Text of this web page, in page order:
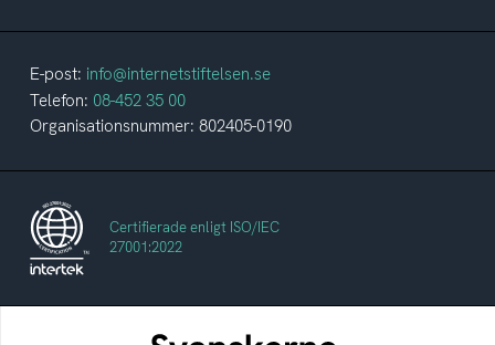
E-post: info@internetstiftelsen.se
Telefon: 08-452 35 00
Organisationsnummer: 802405-0190
Certifierade enligt ISO/IEC
27001:2022
Svenskarna och internet